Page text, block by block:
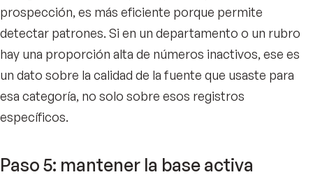
prospección, es más eficiente porque permite
detectar patrones. Si en un departamento o un rubro
hay una proporción alta de números inactivos, ese es
un dato sobre la calidad de la fuente que usaste para
esa categoría, no solo sobre esos registros
específicos.
Paso 5: mantener la base activa